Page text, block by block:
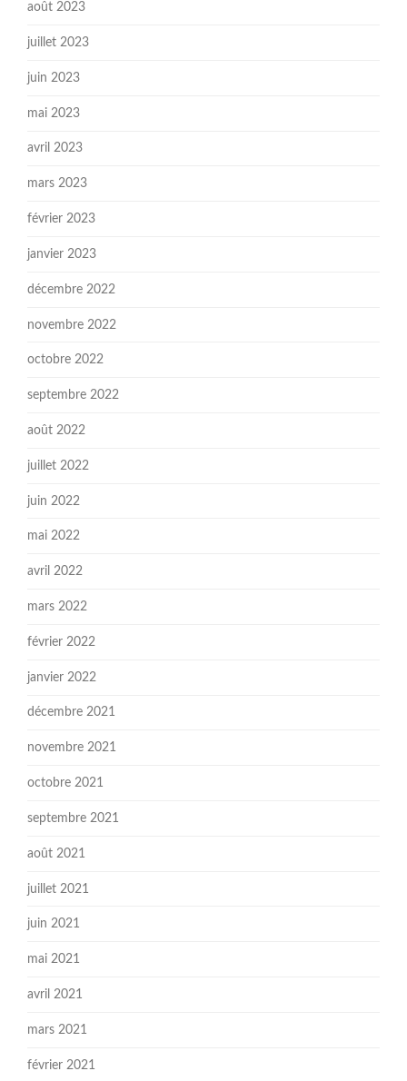
août 2023
juillet 2023
juin 2023
mai 2023
avril 2023
mars 2023
février 2023
janvier 2023
décembre 2022
novembre 2022
octobre 2022
septembre 2022
août 2022
juillet 2022
juin 2022
mai 2022
avril 2022
mars 2022
février 2022
janvier 2022
décembre 2021
novembre 2021
octobre 2021
septembre 2021
août 2021
juillet 2021
juin 2021
mai 2021
avril 2021
mars 2021
février 2021